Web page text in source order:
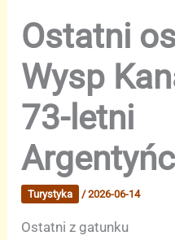
Ostatni
Wysp
73-letni
Turystyka /2026-06-14
Ostatni z gatunku